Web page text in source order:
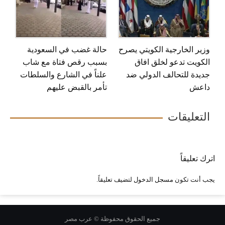
وزير الخارجية الكويتي يصرح
الكويت تدعو لخلق افاق
جديدة للتحالف الدولي ضد
داعش
حالة غضب في السعودية
بسبب رقص فتاة مع شاب
علناً في الشارع والسلطات
تأمر بالقبض عليهم
التعليقات
اترك تعليقاً
يجب أنت تكون مسجل الدخول لتضيف تعليقاً.
جميع الحقوق محفوظة © عرب مصر